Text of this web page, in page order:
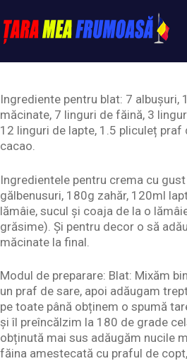
to
content
Tarameafrumoasa
Ingrediente pentru blat: 7 albușuri,
măcinate, 7 linguri de făină, 3
12 linguri de lapte, 1.5 pliculeț praf
cacao.
Ingredientele pentru crema cu
gălbenusuri, 180g zahăr, 120ml
lămâie, sucul și coaja de la o
grăsime). Și pentru decor o să
măcinate la final.
Modul de preparare: Blat: Mixăm
un praf de sare, apoi adăugam
pe toate până obținem o spumă
și îl preîncălzim la 180 de grade
obținută mai sus adăugăm nucile
făina amestecată cu praful de